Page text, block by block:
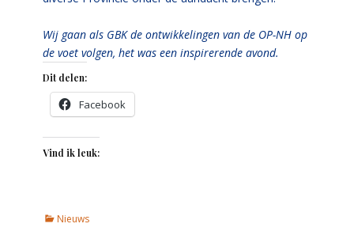
Wij gaan als GBK de ontwikkelingen van de OP-NH op
de voet volgen, het was een inspirerende avond.
Dit delen:
Facebook
Vind ik leuk:
Categories
Nieuws